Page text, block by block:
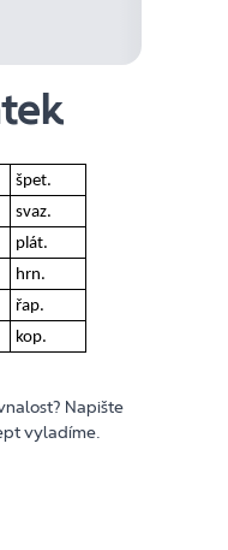
špet.
svaz.
plát.
hrn.
řap.
kop.
Napište
vyladíme.